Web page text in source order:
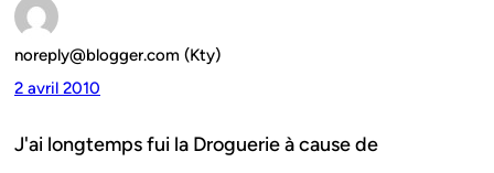
noreply@blogger.com (Kty)
2 avril 2010
J'ai longtemps fui la Droguerie à cause de